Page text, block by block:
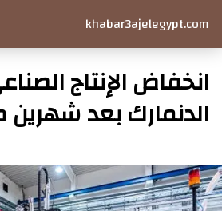
khabar3ajelegypt.com
انخفاض الإنتاج
الدنمارك بعد شهرين